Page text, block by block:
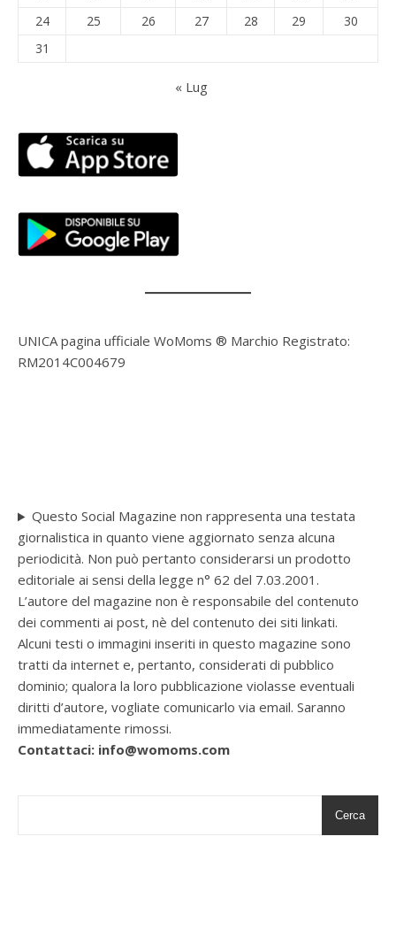
24
25 26 27 28 29
30
31
« Lug
UNICA pagina ufficiale WoMoms ® Marchio Registrato:
RM2014C004679
Questo Social Magazine non rappresenta una testata
giornalistica in quanto viene aggiornato senza alcuna
periodicità. Non può pertanto considerarsi un prodotto
editoriale ai sensi della legge n° 62 del 7.03.2001.
L’autore del magazine non è responsabile del contenuto
dei commenti ai post, nè del contenuto dei siti linkati.
Alcuni testi o immagini inseriti in questo magazine sono
tratti da internet e, pertanto, considerati di pubblico
dominio; qualora la loro pubblicazione violasse eventuali
diritti d’autore, vogliate comunicarlo via email. Saranno
immediatamente rimossi.
Contattaci: info@womoms.com
Cerca